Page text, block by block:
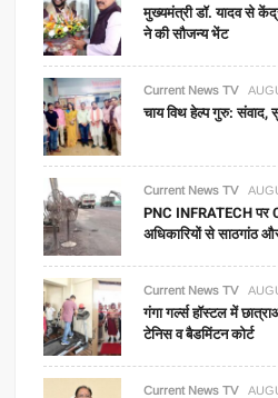
मुख्यमंत्री डॉ. यादव से
ने की सौजन्य भेंट
Current News TV
चाय विथ हेल्प गुरु:
Current News TV
PNC INFRATECH पर
अधिकारियों से साठगांठ
Current News TV
गंगा गर्ल्स हॉस्टल में
टेनिस व बैडमिंटन कोर्ट
Current News TV